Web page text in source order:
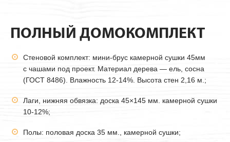
ПОЛНЫЙ ДОМОКОМПЛЕКТ
Стеновой комплект: мини-брус камерной сушки 45мм
с чашами под проект. Материал дерева — ель, сосна
(ГОСТ 8486). Влажность 12-14%. Высота стен 2,16 м.;
Лаги, нижняя обвязка: доска 45×145 мм. камерной сушки
10-12%;
Полы: половая доска 35 мм., камерной сушки;